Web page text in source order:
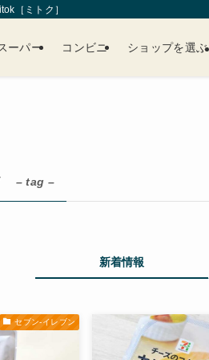
［ミトク］
ーパー コンビニ ショップを選ぶ
– tag –
新着情報
セブン-イレブン